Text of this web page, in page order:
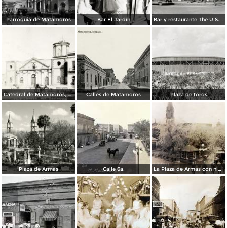
Parroquia de Matamoros Bar El Jardín Bar y restaurante The U.S. Bar
Catedral de Matamoros, dañada por el huracán del 4 de septiembre de 1933 Calles de Matamoros Plaza de toros
Plaza de Armas Calle 6a. La Plaza de Armas con nieve en los arboles.